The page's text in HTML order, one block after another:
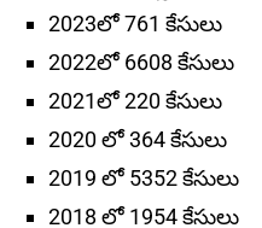
2023లో 761 కేసులు
2022లో 6608 కేసులు
2021లో 220 కేసులు
2020 లో 364 కేసులు
2019 లో 5352 కేసులు
2018 లో 1954 కేసులు